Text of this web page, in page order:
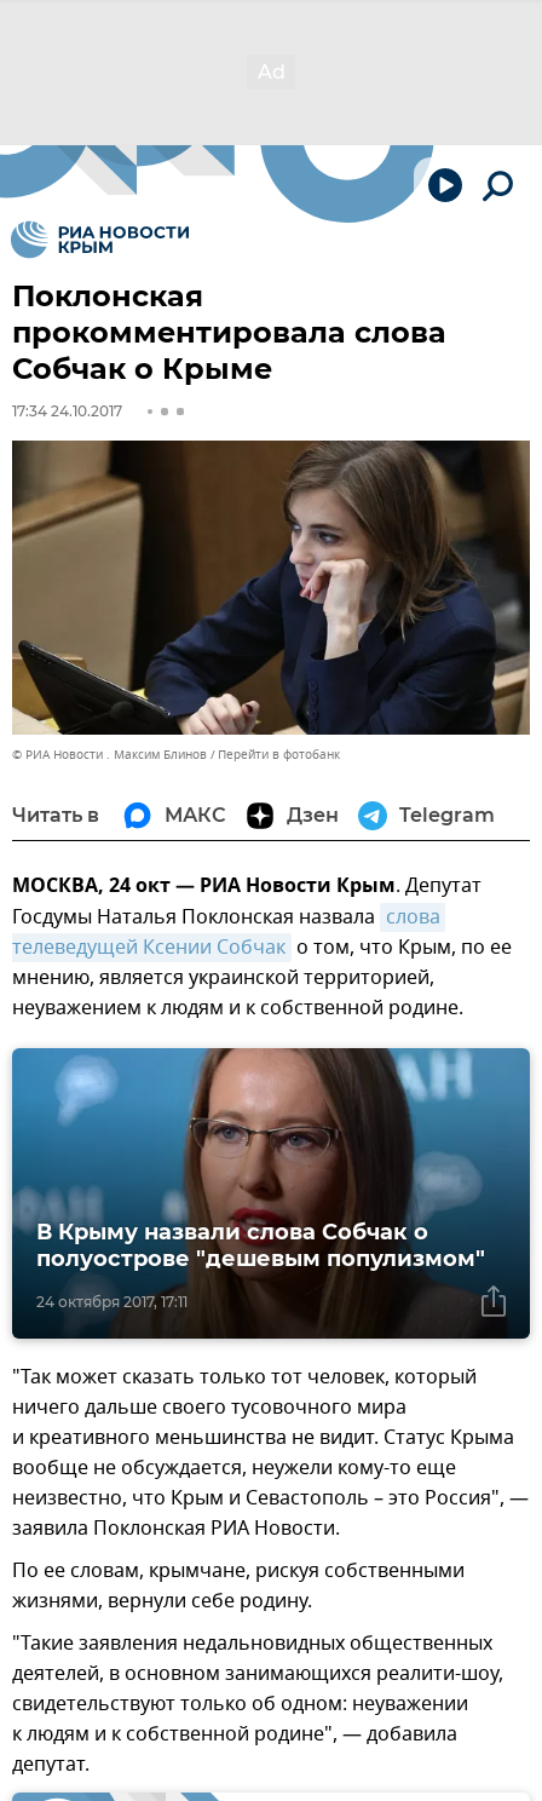
Поклонская
прокомментировала слова
Собчак о Крыме
17:34 24.10.2017
© РИА Новости . Максим Блинов Перейти в фотобанк
Читать в МАКС Дзен Telegram
МОСКВА, 24 окт — РИА Новости Крым. Депутат
Госдумы Наталья Поклонская назвала слова
телеведущей Ксении Собчак о том, что Крым, по ее
мнению, является украинской территорией,
неуважением к людям и к собственной родине.
24 октября 2017, 17:11
В Крыму назвали слова Собчак о
полуострове "дешевым популизмом"
"Так может сказать только тот человек, который
ничего дальше своего тусовочного мира
и креативного меньшинства не видит. Статус Крыма
вообще не обсуждается, неужели кому-то еще
неизвестно, что Крым и Севастополь – это Россия", —
заявила Поклонская РИА Новости.
По ее словам, крымчане, рискуя собственными
жизнями, вернули себе родину.
"Такие заявления недальновидных общественных
деятелей, в основном занимающихся реалити-шоу,
свидетельствуют только об одном: неуважении
к людям и к собственной родине", — добавила
депутат.